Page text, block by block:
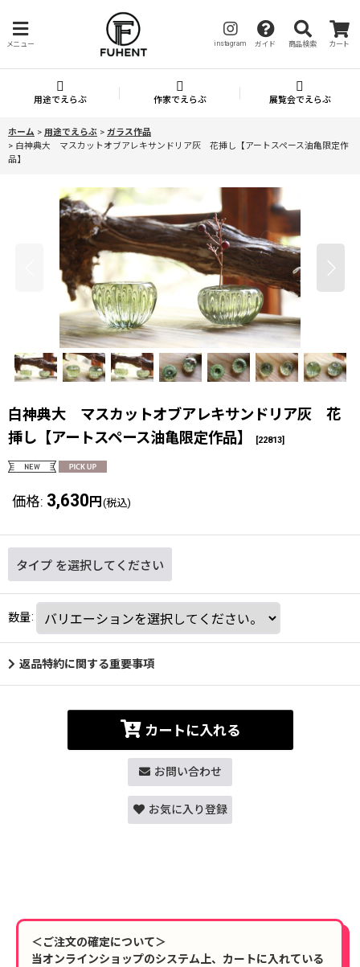
メニュー instagram ガイド 商品検索 カート
用途でえらぶ 作家でえらぶ 展覧会でえらぶ
ホーム > 用途でえらぶ > ガラス作品
> 白神典大 マスカットオブアレキサンドリア灰 花挿し【アートスペース油亀限定作
品】
白神典大 マスカットオブアレキサンドリア灰 花
挿し【アートスペース油亀限定作品】
[22813]
価格: 3,630 円 (税込)
タイプ を選択してください
数量:
返品特約に関する重要事項
カートに入れる
お問い合わせ
お気に入り登録
＜ご注文の確定について＞
当オンラインショップのシステム上、カートに入れている